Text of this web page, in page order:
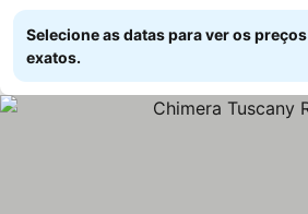
Selecione as datas para ver os preços
exatos.